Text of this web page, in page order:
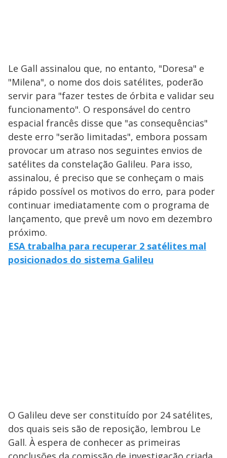
Le Gall assinalou que, no entanto, "Doresa" e
"Milena", o nome dos dois satélites, poderão
servir para "fazer testes de órbita e validar seu
funcionamento". O responsável do centro
espacial francês disse que "as consequências"
deste erro "serão limitadas", embora possam
provocar um atraso nos seguintes envios de
satélites da constelação Galileu. Para isso,
assinalou, é preciso que se conheçam o mais
rápido possível os motivos do erro, para poder
continuar imediatamente com o programa de
lançamento, que prevê um novo em dezembro
próximo.
ESA trabalha para recuperar 2 satélites mal
posicionados do sistema Galileu
O Galileu deve ser constituído por 24 satélites,
dos quais seis são de reposição, lembrou Le
Gall. À espera de conhecer as primeiras